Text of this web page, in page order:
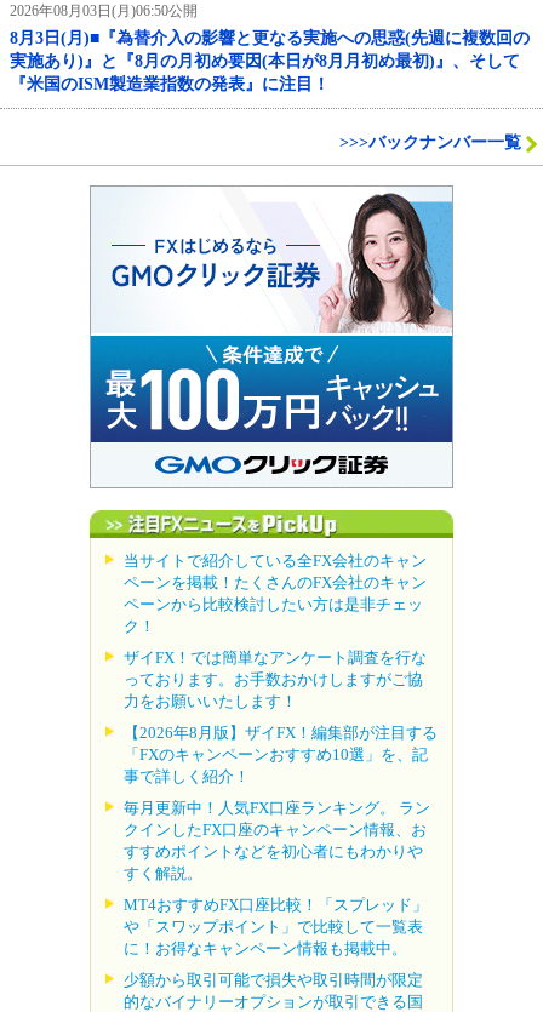
2026年08月03日(月)06:50公開
8月3日(月)■『為替介入の影響と更なる実施への思惑(先週に複数回の
実施あり)』と『8月の月初め要因(本日が8月月初め最初)』、そして
『米国のISM製造業指数の発表』に注目！
>>>バックナンバー一覧
当サイトで紹介している全FX会社のキャン
ペーンを掲載！たくさんのFX会社のキャン
ペーンから比較検討したい方は是非チェッ
ク！
ザイFX！では簡単なアンケート調査を行な
っております。お手数おかけしますがご協
力をお願いいたします！
【2026年8月版】ザイFX！編集部が注目する
「FXのキャンペーンおすすめ10選」を、記
事で詳しく紹介！
毎月更新中！人気FX口座ランキング。 ラン
クインしたFX口座のキャンペーン情報、お
すすめポイントなどを初心者にもわかりや
すく解説。
MT4おすすめFX口座比較！「スプレッド」
や「スワップポイント」で比較して一覧表
に！お得なキャンペーン情報も掲載中。
少額から取引可能で損失や取引時間が限定
的なバイナリーオプションが取引できる国